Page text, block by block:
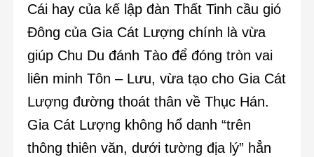
Cái hay của kế lập đàn Thất Tinh cầu gió
Đông của Gia Cát Lượng chính là vừa
giúp Chu Du đánh Tào để đóng tròn vai
liên minh Tôn – Lưu, vừa tạo cho Gia Cát
Lượng đường thoát thân về Thục Hán.
Gia Cát Lượng không hổ danh “trên
thông thiên văn, dưới tường địa lý” hẳn